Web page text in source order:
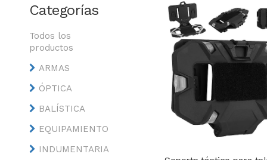
Categorías
Todos los
productos
ARMAS
ÓPTICA
BALÍSTICA
EQUIPAMIENTO
INDUMENTARIA